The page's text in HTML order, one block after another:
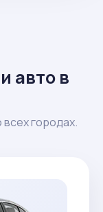
авто в
городах.